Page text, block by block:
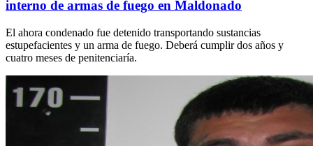
interno de armas de fuego en Maldonado
El ahora condenado fue detenido transportando sustancias
estupefacientes y un arma de fuego. Deberá cumplir dos años y
cuatro meses de penitenciaría.